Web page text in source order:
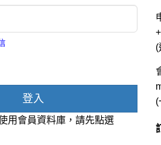
登入
用會員資料庫，請先點選
(
(